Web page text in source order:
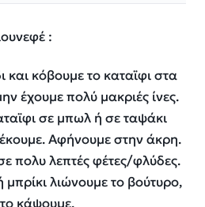
:
και κόβουμε το καταϊφι στα
έχουμε πολύ μακριές ίνες.
σε μπωλ ή σε ταψάκι
Αφήνουμε στην άκρη.
πολυ λεπτές φέτες/φλύδες.
λιώνουμε το βούτυρο,
κάψουμε.